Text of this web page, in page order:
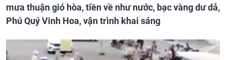
mưa thuận gió hòa, tiền về như nước, bạc vàng dư dả,
Phú Quý Vinh Hoa, vận trình khai sáng